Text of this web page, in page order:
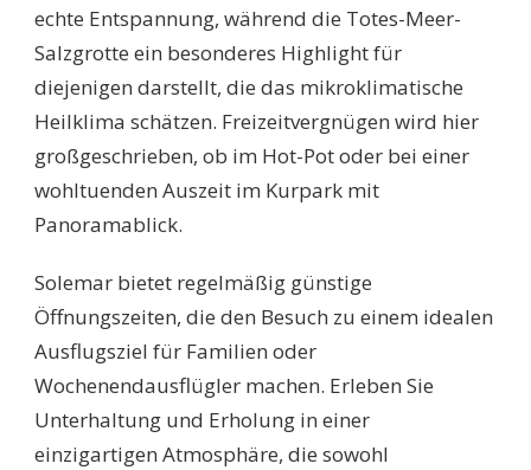
echte Entspannung, während die Totes-Meer-
Salzgrotte ein besonderes Highlight für
diejenigen darstellt, die das mikroklimatische
Heilklima schätzen. Freizeitvergnügen wird hier
großgeschrieben, ob im Hot-Pot oder bei einer
wohltuenden Auszeit im Kurpark mit
Panoramablick.
Solemar bietet regelmäßig günstige
Öffnungszeiten, die den Besuch zu einem idealen
Ausflugsziel für Familien oder
Wochenendausflügler machen. Erleben Sie
Unterhaltung und Erholung in einer
einzigartigen Atmosphäre, die sowohl